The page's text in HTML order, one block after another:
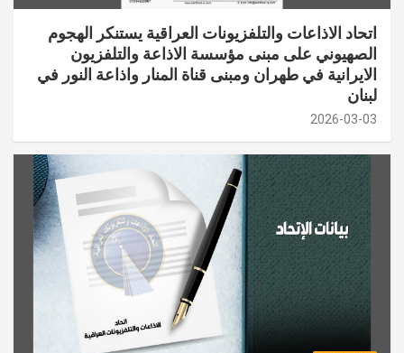
اتحاد الاذاعات والتلفزيونات العراقية يستنكر الهجوم
الصهيوني على مبنى مؤسسة الاذاعة والتلفزيون
الايرانية في طهران ومبنى قناة المنار واذاعة النور في
لبنان
2026-03-03